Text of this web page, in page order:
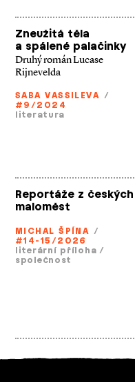
Zneužitá těla
a spálené palačinky
Druhý román Lucase
Rijnevelda
SABA VASSILEVA /
#9/2024
literatura
Reportáže z českých
maloměst
MICHAL ŠPÍNA /
#14-15/2026
literární příloha /
společnost